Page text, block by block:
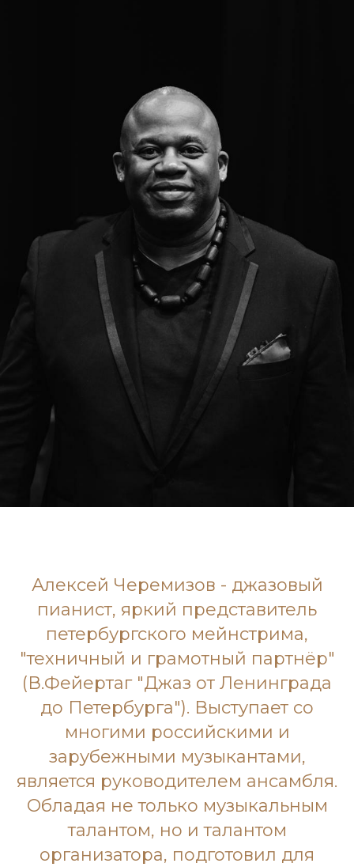
Алексей Черемизов - джазовый
пианист, яркий представитель
петербургского мейнстрима,
"техничный и грамотный партнёр"
(В.Фейертаг "Джаз от Ленинграда
до Петербурга"). Выступает со
многими российскими и
зарубежными музыкантами,
является руководителем ансамбля.
Обладая не только музыкальным
талантом, но и талантом
организатора, подготовил для